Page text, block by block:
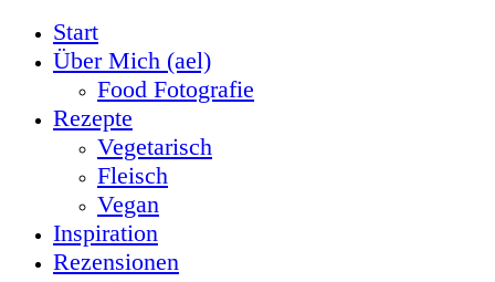
Start
Über Mich (ael)
Food Fotografie
Rezepte
Vegetarisch
Fleisch
Vegan
Inspiration
Rezensionen